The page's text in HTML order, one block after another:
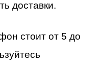
доставки.
стоит от 5 до